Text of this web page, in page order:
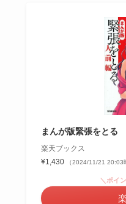
まんが版緊張をとる
楽天ブックス
¥1,430
（2024/11/21 20:03
＼ポイ